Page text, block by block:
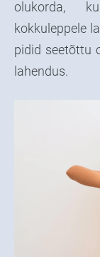
olukorda,
kokkuleppele
pidid seetõttu
lahendus.